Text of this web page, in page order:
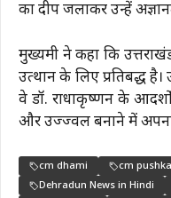
का दीप जलाकर उन्हें
मुख्यमंत्री ने कहा कि
उत्थान के लिए प्रतिबद्ध
वे डॉ. राधाकृष्णन के
और उज्ज्वल बनाने में अपना
cm dhami
cm
Dehradun News in Hindi